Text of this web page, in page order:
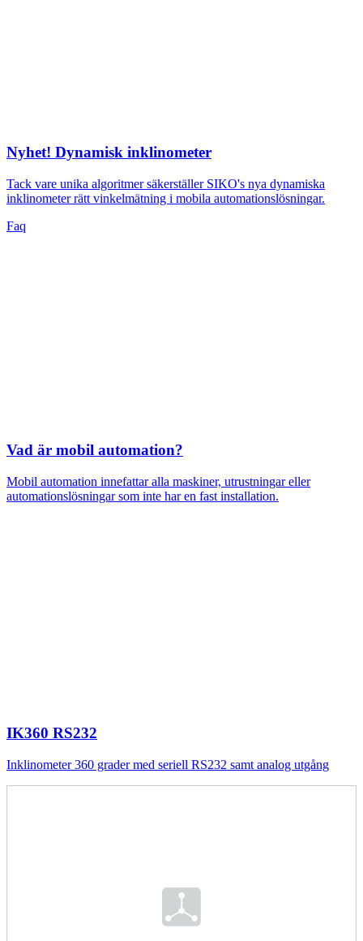
Nyhet! Dynamisk inklinometer
Tack vare unika algoritmer säkerställer SIKO's nya dynamiska
inklinometer rätt vinkelmätning i mobila automationslösningar.
Faq
Vad är mobil automation?
Mobil automation innefattar alla maskiner, utrustningar eller
automationslösningar som inte har en fast installation.
IK360 RS232
Inklinometer 360 grader med seriell RS232 samt analog utgång